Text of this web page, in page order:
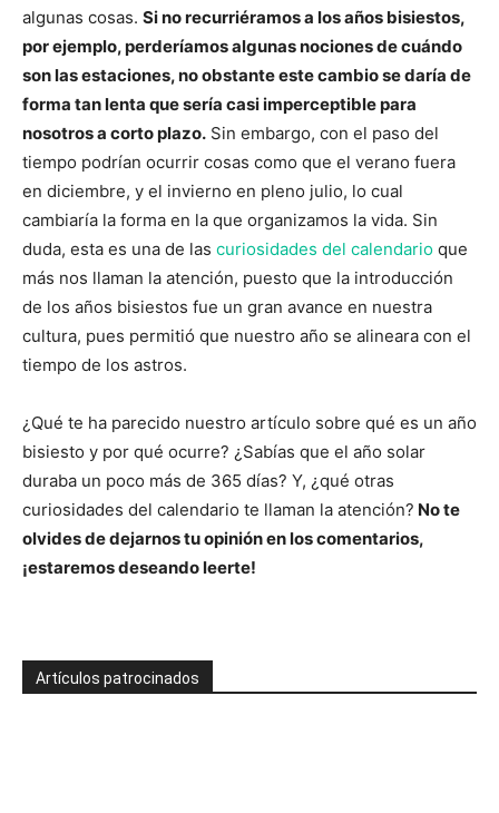
algunas cosas. Si no recurriéramos a los años bisiestos,
por ejemplo, perderíamos algunas nociones de cuándo
son las estaciones, no obstante este cambio se daría de
forma tan lenta que sería casi imperceptible para
nosotros a corto plazo. Sin embargo, con el paso del
tiempo podrían ocurrir cosas como que el verano fuera
en diciembre, y el invierno en pleno julio, lo cual
cambiaría la forma en la que organizamos la vida. Sin
duda, esta es una de las curiosidades del calendario que
más nos llaman la atención, puesto que la introducción
de los años bisiestos fue un gran avance en nuestra
cultura, pues permitió que nuestro año se alineara con el
tiempo de los astros.
¿Qué te ha parecido nuestro artículo sobre qué es un año
bisiesto y por qué ocurre? ¿Sabías que el año solar
duraba un poco más de 365 días? Y, ¿qué otras
curiosidades del calendario te llaman la atención? No te
olvides de dejarnos tu opinión en los comentarios,
¡estaremos deseando leerte!
Artículos patrocinados